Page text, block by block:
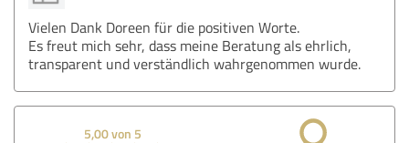
Vielen Dank Doreen für die positiven Worte.
Es freut mich sehr, dass meine Beratung als ehrlich,
transparent und verständlich wahrgenommen wurde.
5,00 von 5